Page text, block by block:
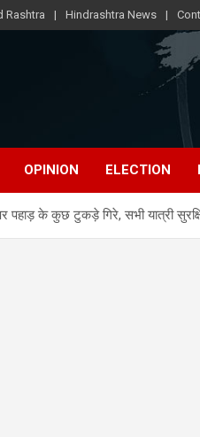
Rashtra Hindrashtra News
OPINION ELECTION
के कुछ टुकड़े गिरे, सभी यात्री